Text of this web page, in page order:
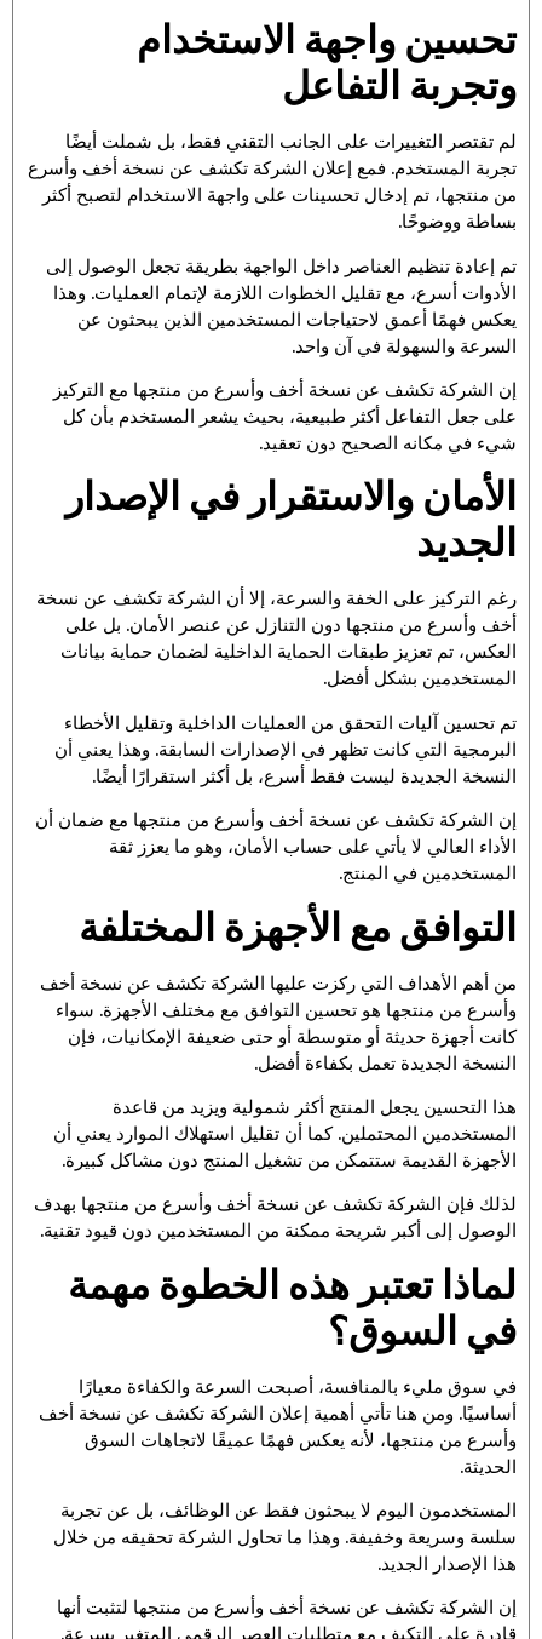
تحسين واجهة الاستخدام
وتجربة التفاعل
لم تقتصر التغييرات على الجانب التقني فقط، بل شملت أيضًا
تجربة المستخدم. فمع إعلان الشركة تكشف عن نسخة أخف وأسرع
من منتجها، تم إدخال تحسينات على واجهة الاستخدام لتصبح أكثر
بساطة ووضوحًا.
تم إعادة تنظيم العناصر داخل الواجهة بطريقة تجعل الوصول إلى
الأدوات أسرع، مع تقليل الخطوات اللازمة لإتمام العمليات. وهذا
يعكس فهمًا أعمق لاحتياجات المستخدمين الذين يبحثون عن
السرعة والسهولة في آن واحد.
إن الشركة تكشف عن نسخة أخف وأسرع من منتجها مع التركيز
على جعل التفاعل أكثر طبيعية، بحيث يشعر المستخدم بأن كل
شيء في مكانه الصحيح دون تعقيد.
الأمان والاستقرار في الإصدار
الجديد
رغم التركيز على الخفة والسرعة، إلا أن الشركة تكشف عن نسخة
أخف وأسرع من منتجها دون التنازل عن عنصر الأمان. بل على
العكس، تم تعزيز طبقات الحماية الداخلية لضمان حماية بيانات
المستخدمين بشكل أفضل.
تم تحسين آليات التحقق من العمليات الداخلية وتقليل الأخطاء
البرمجية التي كانت تظهر في الإصدارات السابقة. وهذا يعني أن
النسخة الجديدة ليست فقط أسرع، بل أكثر استقرارًا أيضًا.
إن الشركة تكشف عن نسخة أخف وأسرع من منتجها مع ضمان أن
الأداء العالي لا يأتي على حساب الأمان، وهو ما يعزز ثقة
المستخدمين في المنتج.
التوافق مع الأجهزة المختلفة
من أهم الأهداف التي ركزت عليها الشركة تكشف عن نسخة أخف
وأسرع من منتجها هو تحسين التوافق مع مختلف الأجهزة. سواء
كانت أجهزة حديثة أو متوسطة أو حتى ضعيفة الإمكانيات، فإن
النسخة الجديدة تعمل بكفاءة أفضل.
هذا التحسين يجعل المنتج أكثر شمولية ويزيد من قاعدة
المستخدمين المحتملين. كما أن تقليل استهلاك الموارد يعني أن
الأجهزة القديمة ستتمكن من تشغيل المنتج دون مشاكل كبيرة.
لذلك فإن الشركة تكشف عن نسخة أخف وأسرع من منتجها بهدف
الوصول إلى أكبر شريحة ممكنة من المستخدمين دون قيود تقنية.
لماذا تعتبر هذه الخطوة مهمة
في السوق؟
في سوق مليء بالمنافسة، أصبحت السرعة والكفاءة معيارًا
أساسيًا. ومن هنا تأتي أهمية إعلان الشركة تكشف عن نسخة أخف
وأسرع من منتجها، لأنه يعكس فهمًا عميقًا لاتجاهات السوق
الحديثة.
المستخدمون اليوم لا يبحثون فقط عن الوظائف، بل عن تجربة
سلسة وسريعة وخفيفة. وهذا ما تحاول الشركة تحقيقه من خلال
هذا الإصدار الجديد.
إن الشركة تكشف عن نسخة أخف وأسرع من منتجها لتثبت أنها